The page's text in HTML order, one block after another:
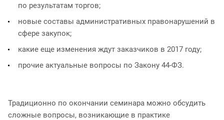
по результатам торгов;
новые составы административных правонарушений в
сфере закупок;
какие еще изменения ждут заказчиков в 2017 году;
прочие актуальные вопросы по Закону 44-ФЗ.
Традиционно по окончании семинара можно обсудить
сложные вопросы, возникающие в практике